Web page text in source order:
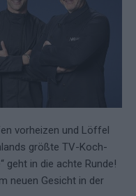
vorheizen und Löffel
größte TV-Koch-
geht in die achte Runde!
neuen Gesicht in der